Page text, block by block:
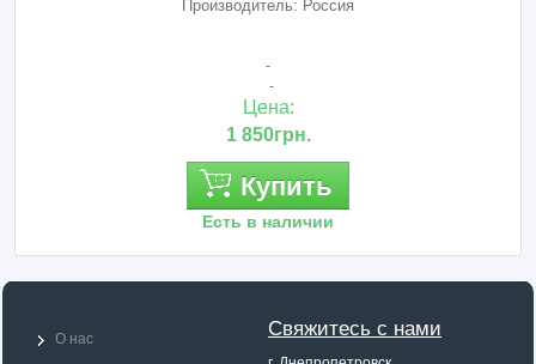
Производитель: Россия
-
-
Цена:
1 850грн.
Купить
Есть в наличии
Свяжитесь с нами
О нас